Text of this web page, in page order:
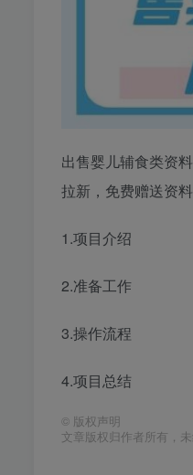
出售婴儿辅食类资
拉新，免费赠送资
1.项目介绍
2.准备工作
3.操作流程
4.项目总结
© 版权声明
文章版权归作者所有，未